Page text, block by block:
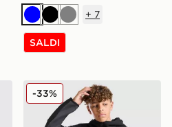
BluNeroGrigio
+ 7
SALDI
Dri-FIT Junior
Nike Pantaloncino Tech
-33%